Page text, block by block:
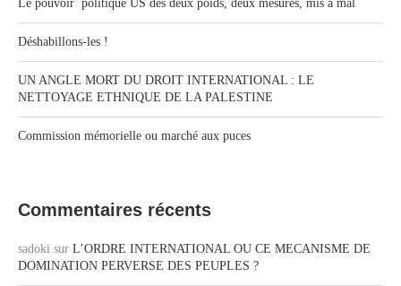
Le pouvoir politique US des deux poids, deux mesures, mis à mal
Déshabillons-les !
UN ANGLE MORT DU DROIT INTERNATIONAL : LE
NETTOYAGE ETHNIQUE DE LA PALESTINE
Commission mémorielle ou marché aux puces
Commentaires récents
sadoki sur L’ORDRE INTERNATIONAL OU CE MECANISME DE
DOMINATION PERVERSE DES PEUPLES ?